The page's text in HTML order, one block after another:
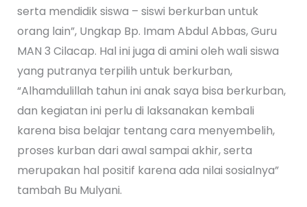
serta mendidik siswa – siswi berkurban untuk
orang lain”, Ungkap Bp. Imam Abdul Abbas, Guru
MAN 3 Cilacap. Hal ini juga di amini oleh wali siswa
yang putranya terpilih untuk berkurban,
“Alhamdulillah tahun ini anak saya bisa berkurban,
dan kegiatan ini perlu di laksanakan kembali
karena bisa belajar tentang cara menyembelih,
proses kurban dari awal sampai akhir, serta
merupakan hal positif karena ada nilai sosialnya”
tambah Bu Mulyani.